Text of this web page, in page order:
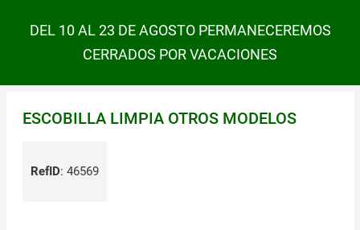
DEL 10 AL 23 DE AGOSTO PERMANECEREMOS
CERRADOS POR VACACIONES
ESCOBILLA LIMPIA OTROS MODELOS
RefID: 46569